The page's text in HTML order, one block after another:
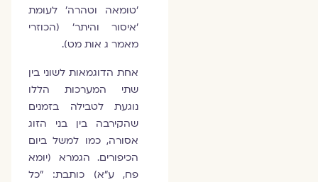
׳טומאה וטהרה׳ לעומת
׳איסור והיתר׳ (הכוזרי
מאמר ג אות מט).
אחת הדוגמאות לשוני בין
שתי המערכות הללו
נוגעת לטבילה בזמנים
שהקירבה בין בני הזוג
אסורה, כמו למשל ביום
הכיפורים. הגמרא (יומא
פח, ע"א) כותבת: "כל